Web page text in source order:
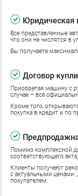
Юридическая
Все представленные
что они не числятся в
Вы получаете
Договор
Приобретая машину с
случае – всё
Кроме того,
покупка в кредит и по
Помимо комплексной
соответствующего
Клиенты получают
с актуальными
покупателем.